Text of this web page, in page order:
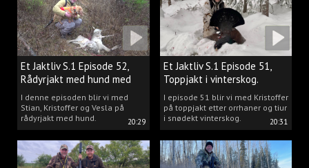
20:29
Et Jaktliv S.1 Episode 52,
Rådyrjakt med hund med
Stian, Kristoffer og Vesla
I denne episoden blir vi med
Stian, Kristoffer og Vesla på
rådyrjakt med hund.
20:31
Et Jaktliv S.1 Episode 51,
Toppjakt i vinterskog.
I episode 51 blir vi med Kristoffer
på toppjakt etter orrhaner og tiur
i snødekt vinterskog.